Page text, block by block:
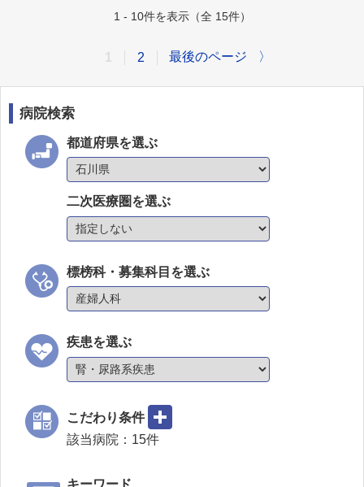
1 - 10件を表示（全 15件）
2 最後のページ 〉
病院検索
都道府県を選ぶ
二次医療圏を選ぶ
標榜科・募集科目を選ぶ
疾患を選ぶ
こだわり条件
該当病院： 15件
キーワード